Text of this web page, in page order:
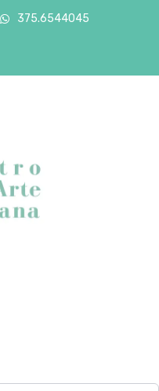
375.6544045